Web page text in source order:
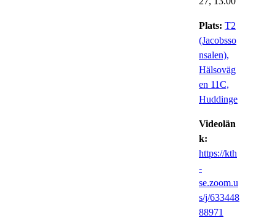
Plats: T2
(Jacobsso
nsalen),
Hälsoväg
en 11C,
Huddinge
Videolän
k:
https://kth
-
se.zoom.u
s/j/633448
88971